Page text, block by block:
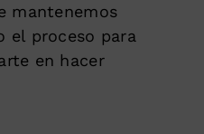
mantenemos
el proceso para
en hacer